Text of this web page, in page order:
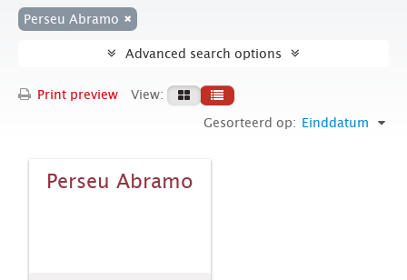
Perseu Abramo
Advanced search options
Print preview
View:
Gesorteerd op: Einddatum
Perseu Abramo